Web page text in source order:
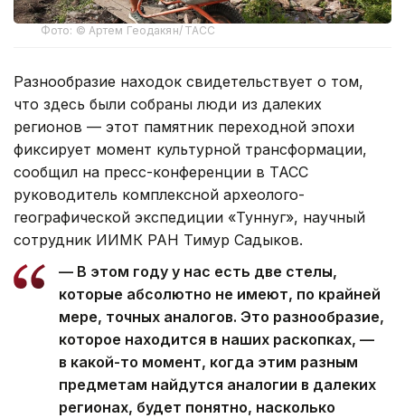
Фото: © Артем Геодакян/ ТАСС
Разнообразие находок свидетельствует о том,
что здесь были собраны люди из далеких
регионов — этот памятник переходной эпохи
фиксирует момент культурной трансформации,
сообщил на пресс-конференции в ТАСС
руководитель комплексной археолого-
географической экспедиции «Туннуг», научный
сотрудник ИИМК РАН Тимур Садыков.
— В этом году у нас есть две стелы,
которые абсолютно не имеют, по крайней
мере, точных аналогов. Это разнообразие,
которое находится в наших раскопках, —
в какой-то момент, когда этим разным
предметам найдутся аналогии в далеких
регионах, будет понятно, насколько